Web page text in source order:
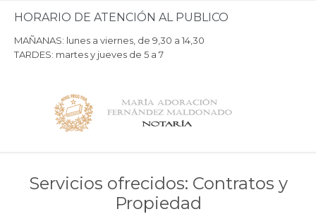
HORARIO DE ATENCIÓN AL PUBLICO
MAÑANAS: lunes a viernes, de 9,30 a 14,30
TARDES: martes y jueves de 5 a 7
Servicios ofrecidos: Contratos y
Propiedad